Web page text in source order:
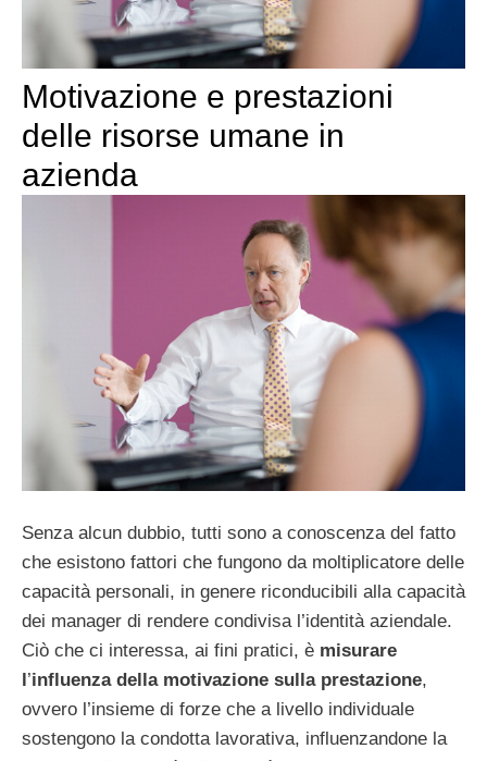
Motivazione e prestazioni
delle risorse umane in
azienda
Senza alcun dubbio, tutti sono a conoscenza del fatto
che esistono fattori che fungono da moltiplicatore delle
capacità personali, in genere riconducibili alla capacità
dei manager di rendere condivisa l’identità aziendale.
Ciò che ci interessa, ai fini pratici, è misurare
l’influenza della motivazione sulla prestazione,
ovvero l’insieme di forze che a livello individuale
sostengono la condotta lavorativa, influenzandone la